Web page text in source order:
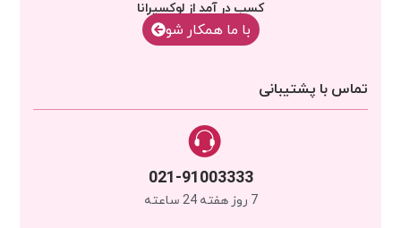
کسب در آمد از لوکسیرانا
با‌‌ ما همکار شو
تماس با پشتیبانی
021-91003333
7 روز هفته 24 ساعته